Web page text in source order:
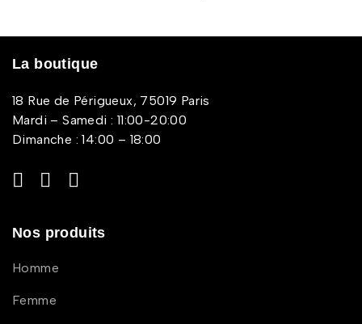
La boutique
18 Rue de Périgueux, 75019 Paris
Mardi – Samedi : 11:00-20:00
Dimanche : 14:00 – 18:00
Nos produits
Homme
Femme